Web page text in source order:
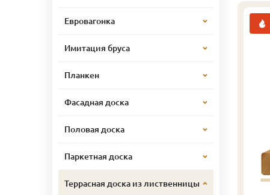
Евровагонка
Имитация бруса
Планкен
Фасадная доска
Половая доска
Паркетная доска
Террасная доска из лиственницы